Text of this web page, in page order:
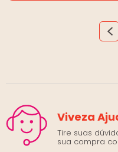
Viveza
Tire suas
sua compra